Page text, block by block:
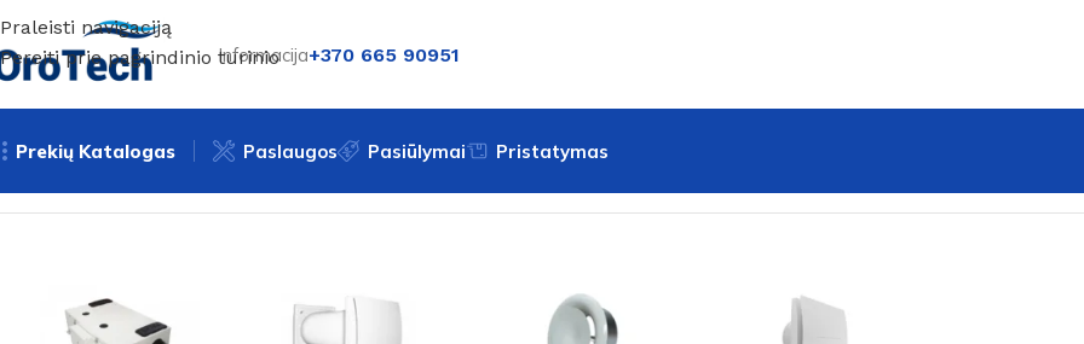
Praleisti navigaciją
Pereiti prie pagrindinio turinio
Informacija+370 665 90951
Prekių Katalogas Paslaugos Pasiūlymai Pristatymas